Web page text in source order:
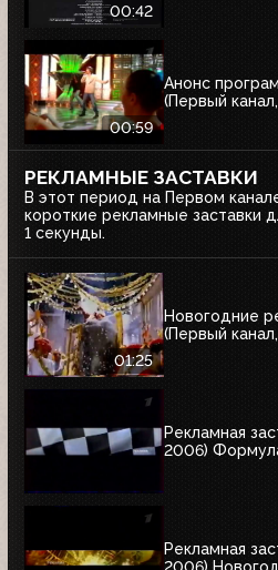
00:42
00:59
Анонс
(Первый
РЕКЛАМНЫЕ ЗАСТАВКИ
В этот период на Первом
короткие рекламные заставки
1 секунды.
01:25
Новогодние
(Первый
Рекламная
2006)
Рекламная